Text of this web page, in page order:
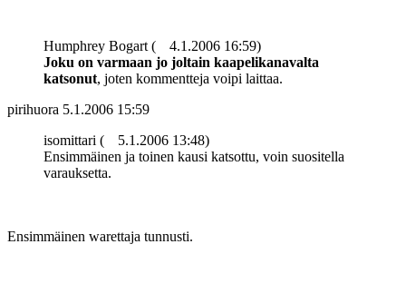
Humphrey Bogart (
4.1.2006 16:59)
Joku on varmaan jo joltain kaapelikanavalta
katsonut, joten kommentteja voipi laittaa.
pirihuora 5.1.2006 15:59
isomittari (
5.1.2006 13:48)
Ensimmäinen ja toinen kausi katsottu, voin suositella
varauksetta.
Ensimmäinen warettaja tunnusti.